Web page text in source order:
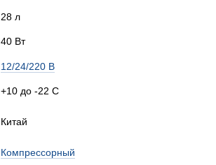
28 л
40 Вт
12/24/220 В
+10 до -22 С
Китай
Компрессорный